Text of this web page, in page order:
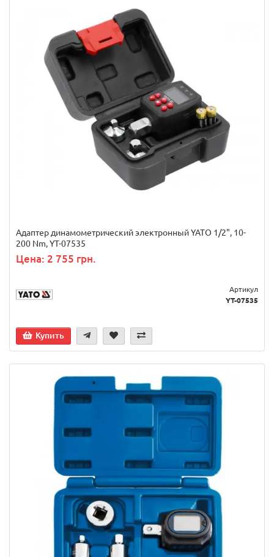
Адаптер динамометрический электронный YATO 1/2", 10-
200 Nm, YT-07535
Цена: 2 755 грн.
Артикул
YT-07535
Купить